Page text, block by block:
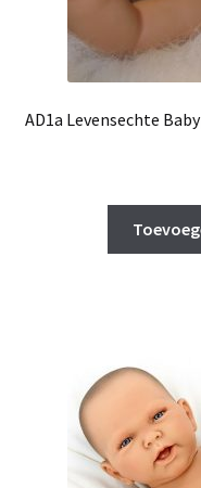
AD1a Levensechte